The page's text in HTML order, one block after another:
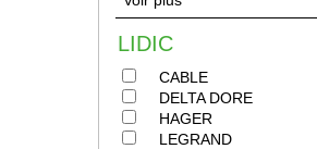
LIDIC
CABLE
DELTA DORE
HAGER
LEGRAND